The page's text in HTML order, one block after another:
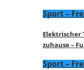
Sport –
Elektrischer
zuhause –
Sport –